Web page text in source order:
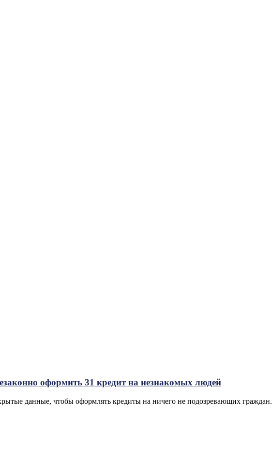
оформить 31 кредит на незнакомых людей
данные, чтобы оформлять кредиты на ничего не подозревающих граждан.